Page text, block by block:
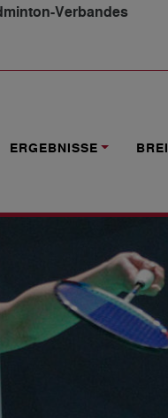
Verbandes
ERGEBNISSE